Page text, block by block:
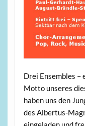
Drei Ensembles –
Motto unseres
haben uns den
des Albertus-